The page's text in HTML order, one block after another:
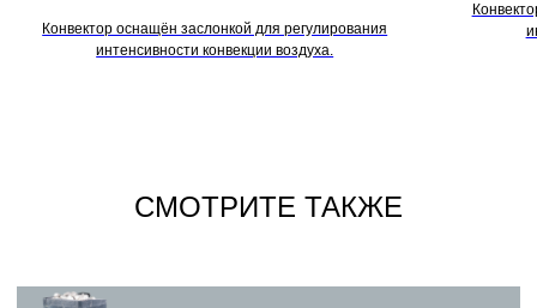
Конвектор оснащён заслонкой для регулирования
интенсивности конвекции воздуха.
СМОТРИТЕ ТАКЖЕ